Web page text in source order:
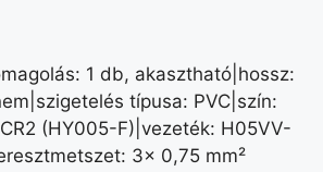
1 db, akasztható|hossz:
típusa: PVC|szín:
(HY005-F)|vezeték: H05VV-
3× 0,75 mm²